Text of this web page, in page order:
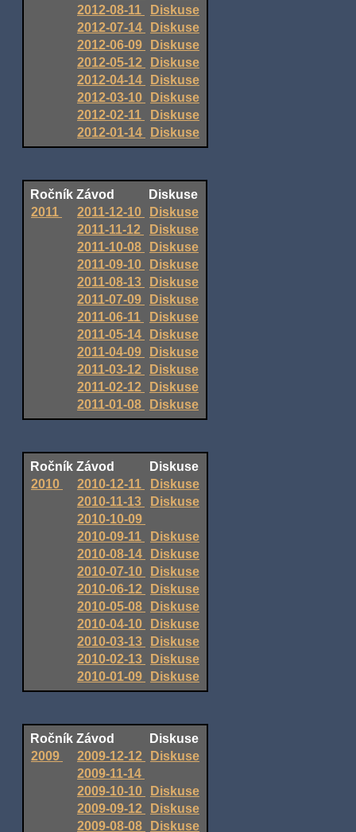
2012-08-11
Diskuse
2012-07-14
Diskuse
2012-06-09
Diskuse
2012-05-12
Diskuse
2012-04-14
Diskuse
2012-03-10
Diskuse
2012-02-11
Diskuse
2012-01-14
Diskuse
Ročník Závod
Diskuse
2011
2011-12-10
Diskuse
2011-11-12
Diskuse
2011-10-08
Diskuse
2011-09-10
Diskuse
2011-08-13
Diskuse
2011-07-09
Diskuse
2011-06-11
Diskuse
2011-05-14
Diskuse
2011-04-09
Diskuse
2011-03-12
Diskuse
2011-02-12
Diskuse
2011-01-08
Diskuse
Ročník Závod
Diskuse
2010
2010-12-11
Diskuse
2010-11-13
Diskuse
2010-10-09
2010-09-11
Diskuse
2010-08-14
Diskuse
2010-07-10
Diskuse
2010-06-12
Diskuse
2010-05-08
Diskuse
2010-04-10
Diskuse
2010-03-13
Diskuse
2010-02-13
Diskuse
2010-01-09
Diskuse
Ročník Závod
Diskuse
2009
2009-12-12
Diskuse
2009-11-14
2009-10-10
Diskuse
2009-09-12
Diskuse
2009-08-08
Diskuse